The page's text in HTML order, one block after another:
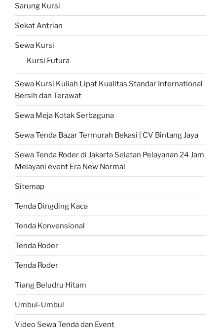
Sarung Kursi
Sekat Antrian
Sewa Kursi
Kursi Futura
Sewa Kursi Kuliah Lipat Kualitas Standar International
Bersih dan Terawat
Sewa Meja Kotak Serbaguna
Sewa Tenda Bazar Termurah Bekasi | CV Bintang Jaya
Sewa Tenda Roder di Jakarta Selatan Pelayanan 24 Jam
Melayani event Era New Normal
Sitemap
Tenda Dingding Kaca
Tenda Konvensional
Tenda Roder
Tenda Roder
Tiang Beludru Hitam
Umbul-Umbul
Video Sewa Tenda dan Event